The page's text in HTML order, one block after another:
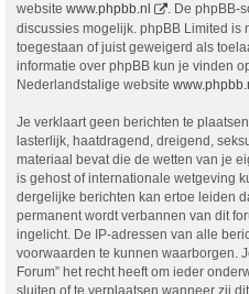
website www.phpbb.nl
. De phpBB-
discussies mogelijk. phpBB Limited is
toegestaan of juist geweigerd als
informatie over phpBB kun je vinden
Nederlandstalige website
Je verklaart geen berichten te
lasterlijk, haatdragend, dreigend,
materiaal bevat die de wetten van je
is gehost of internationale wetgeving
dergelijke berichten kan ertoe leiden
permanent wordt verbannen van dit
ingelicht. De IP-adressen van alle
voorwaarden te kunnen waarborgen.
Forum” het recht heeft om ieder